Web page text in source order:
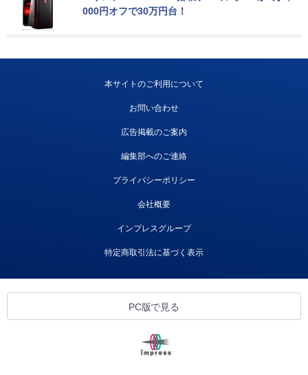
000円オフで30万円台！
本サイトのご利用について
お問い合わせ
広告掲載のご案内
編集部へのご連絡
プライバシーポリシー
会社概要
インプレスグループ
特定商取引法に基づく表示
PC版で見る